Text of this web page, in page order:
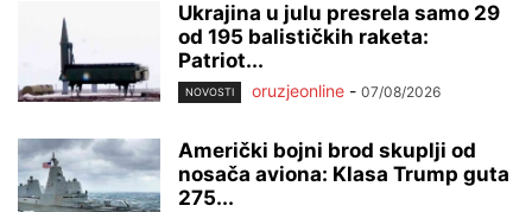
Ukrajina u julu presrela samo 29
od 195 balističkih raketa:
Patriot...
NOVOSTI oruzjeonline - 07/08/2026
Američki bojni brod skuplji od
nosača aviona: Klasa Trump guta
275...